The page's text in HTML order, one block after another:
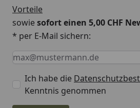
Vorteile
sowiesofort einen 5,00 CHF
* per E-Mail sichern:
Keine Eingabe erforderlich
Eingabe erforderlich
E-Mail *
Ich habe die
Kenntnis genommen